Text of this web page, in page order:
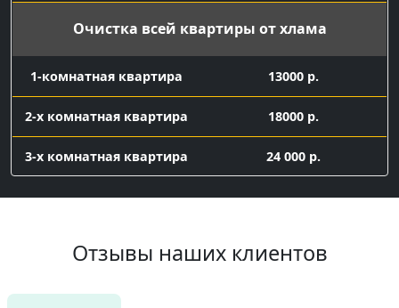
Очистка всей квартиры от хлама
1-комнатная квартира 13000 р.
2-х комнатная квартира 18000 р.
3-х комнатная квартира 24 000 р.
Вывоз мелкого хлама
контейнер 8 куб с
погрузкой
16 000 р.
Заказ газели 7 куб с погрузкой
Отзывы наших клиентов